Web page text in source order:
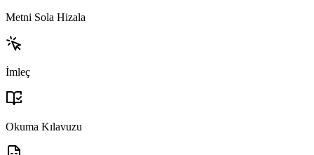
Metni Sola Hizala
İmleç
Okuma Kılavuzu